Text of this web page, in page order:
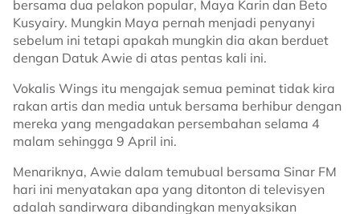
bersama dua pelakon popular, Maya Karin dan Beto
Kusyairy. Mungkin Maya pernah menjadi penyanyi
sebelum ini tetapi apakah mungkin dia akan berduet
dengan Datuk Awie di atas pentas kali ini.
Vokalis Wings itu mengajak semua peminat tidak kira
rakan artis dan media untuk bersama berhibur dengan
mereka yang mengadakan persembahan selama 4
malam sehingga 9 April ini.
Menariknya, Awie dalam temubual bersama Sinar FM
hari ini menyatakan apa yang ditonton di televisyen
adalah sandirwara dibandingkan menyaksikan